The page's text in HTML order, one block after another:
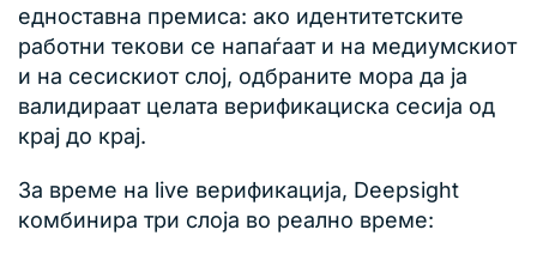
едноставна премиса: ако идентитетските
работни текови се напаѓаат и на медиумскиот
и на сесискиот слој, одбраните мора да ја
валидираат целата верификациска сесија од
крај до крај.
За време на live верификација, Deepsight
комбинира три слоја во реално време: